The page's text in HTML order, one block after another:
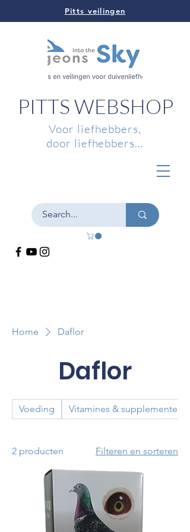
Pitts veilingen
PITTS WEBSHOP
Voor liefhebbers,
door liefhebbers...
Home Daflor
Daflor
Voeding Vitamines & supplementen
2 producten Filteren en sorteren